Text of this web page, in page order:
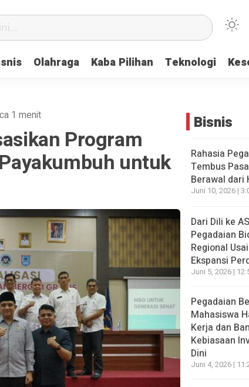
Olahraga Kaba Pilihan Teknologi
1 menit
Program
untuk
Bisnis
Rahasia
Tembus
Berawal dari
Juni 10, 2026 |
Dari Dili ke
Pegadaian
Regional
Ekspansi
Juni 5, 2026 |
Pegadaian
Mahasiswa
Kerja dan
Kebiasaan
Dini
Juni 4, 2026 |